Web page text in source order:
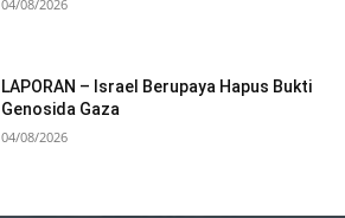
04/08/2026
LAPORAN – Israel Berupaya Hapus Bukti
Genosida Gaza
04/08/2026